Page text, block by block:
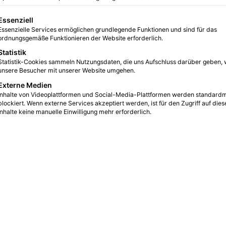
0 54 1 Minute Lesezeit
eine Liste der Service-Gruppen, für die eine Einwilligung erteilt
Services ermöglichen grundlegende Funktionen und sind für das
Funktionieren der Website erforderlich.
Cookies sammeln Nutzungsdaten, die uns Aufschluss darüber geben,
Besucher mit unserer Website umgehen.
Medien
von Videoplattformen und Social-Media-Plattformen werden
Wenn externe Services akzeptiert werden, ist für den Zugriff auf
keine manuelle Einwilligung mehr erforderlich.